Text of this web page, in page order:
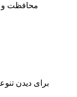
محافظت و
برای دیدن